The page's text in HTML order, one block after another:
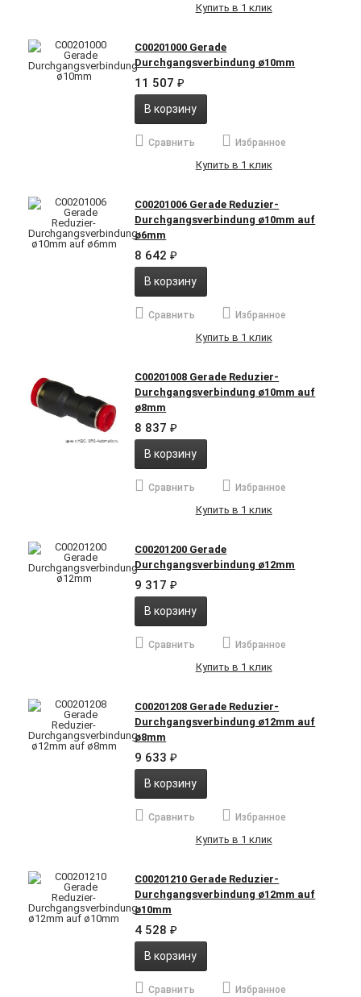
Купить в 1 клик
C00201000 Gerade
Durchgangsverbindung ø10mm
11 507₽
В корзину
Сравнить Избранное
Купить в 1 клик
C00201006 Gerade Reduzier-
Durchgangsverbindung ø10mm auf
ø6mm
8 642₽
В корзину
Сравнить Избранное
Купить в 1 клик
C00201008 Gerade Reduzier-
Durchgangsverbindung ø10mm auf
ø8mm
8 837₽
В корзину
Сравнить Избранное
Купить в 1 клик
C00201200 Gerade
Durchgangsverbindung ø12mm
9 317₽
В корзину
Сравнить Избранное
Купить в 1 клик
C00201208 Gerade Reduzier-
Durchgangsverbindung ø12mm auf
ø8mm
9 633₽
В корзину
Сравнить Избранное
Купить в 1 клик
C00201210 Gerade Reduzier-
Durchgangsverbindung ø12mm auf
ø10mm
4 528₽
В корзину
Сравнить Избранное